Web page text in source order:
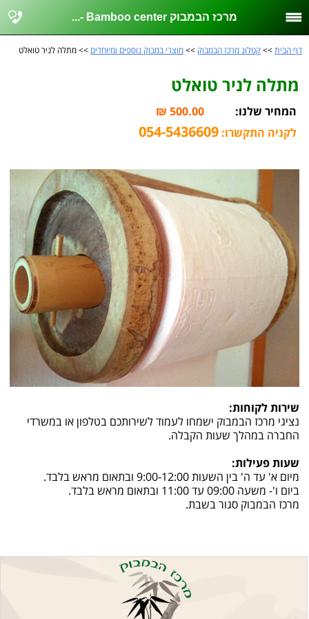
מרכז הבמבוק Bamboo center -...
דף הבית >> קטלוג מרכז הבמבוק >> מוצרי במבוק נוספים ומיוחדים >> מתלה לניר טואלט
מתלה לניר טואלט
המחיר שלנו:
500.00 ₪
לקניה התקשרו: 054-5436609
שירות לקוחות:
נציגי מרכז הבמבוק ישמחו לעמוד לשירותכם בטלפון או במשרדי
החברה במהלך שעות הקבלה.
שעות פעילות:
מיום א' עד ה' בין השעות 9:00-12:00 ובתאום מראש בלבד.
ביום ו'- משעה 09:00 עד 11:00 ובתאום מראש בלבד.
מרכז הבמבוק סגור בשבת.